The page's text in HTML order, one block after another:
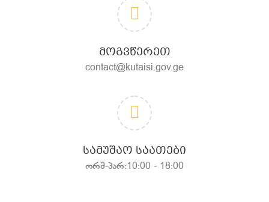
ᲛᲝᲒᲕᲬᲔᲠᲔᲗ
contact@kutaisi.gov.ge
ᲡᲐᲛᲣᲨᲐᲝ ᲡᲐᲐᲗᲔᲑᲘ
ორშ-პარ:10:00 - 18:00